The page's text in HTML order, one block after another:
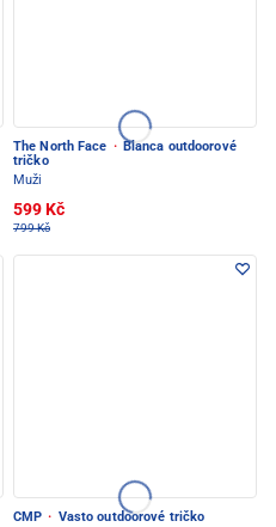
The North Face · Blanca outdoorové
tričko
Muži
599 Kč
799 Kč
CMP · Vasto outdoorové tričko